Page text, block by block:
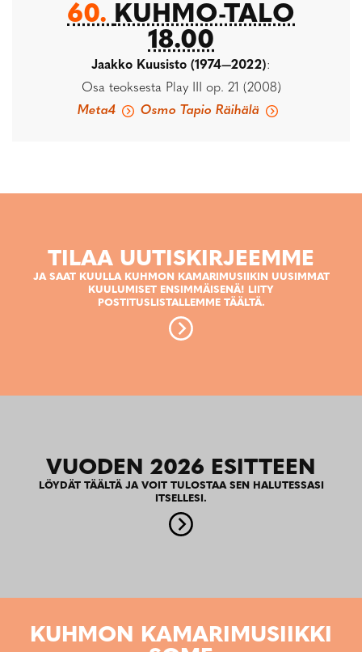
60. KUHMO-TALO
18.00
Jaakko Kuusisto (1974—2022):
Osa teoksesta Play III op. 21 (2008)
Meta4
Osmo Tapio Räihälä
TILAA UUTISKIRJEEMME
JA SAAT KUULLA KUHMON KAMARIMUSIIKIN UUSIMMAT
KUULUMISET ENSIMMÄISENÄ! LIITY
POSTITUSLISTALLEMME TÄÄLTÄ.
VUODEN 2026 ESITTEEN
LÖYDÄT TÄÄLTÄ JA VOIT TULOSTAA SEN HALUTESSASI
ITSELLESI.
KUHMON KAMARIMUSIIKKI